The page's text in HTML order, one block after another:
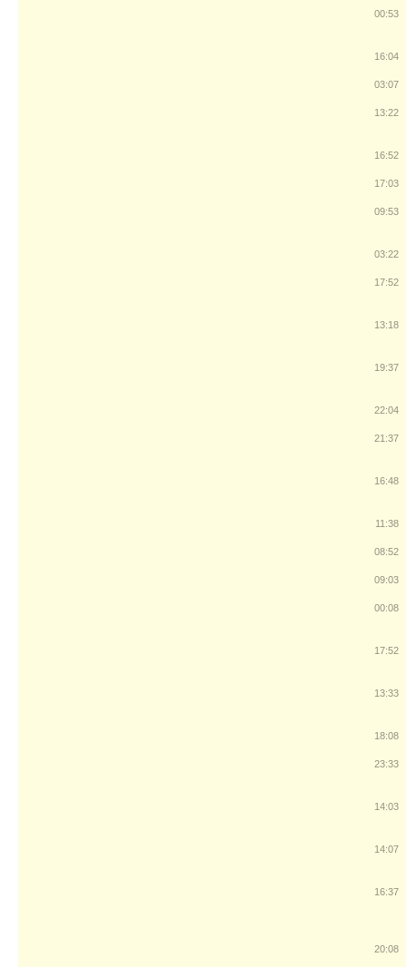
00:53
16:04
03:07
13:22
16:52
17:03
09:53
03:22
17:52
13:18
19:37
22:04
21:37
16:48
11:38
08:52
09:03
00:08
17:52
13:33
18:08
23:33
14:03
14:07
16:37
20:08